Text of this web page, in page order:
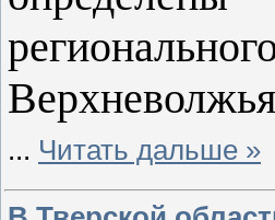
... Читать дальше »